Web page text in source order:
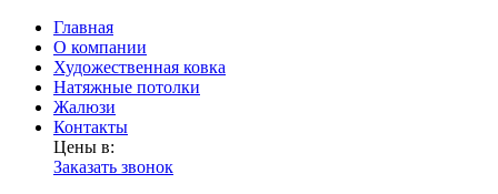
Главная
О компании
Художественная ковка
Натяжные потолки
Жалюзи
Контакты
Цены в:
Заказать звонок